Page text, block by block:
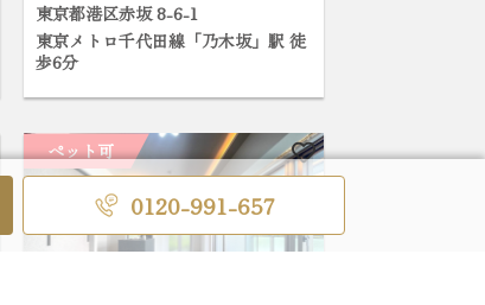
東京都港区赤坂 8-6-1
東京メトロ千代田線「乃木坂」駅 徒
歩6分
ペット可
0120-991-657